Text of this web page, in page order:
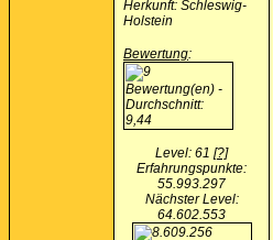
Herkunft: Schleswig-
Holstein
Bewertung:
Level: 61 [?]
Erfahrungspunkte:
55.993.297
Nächster Level:
64.602.553